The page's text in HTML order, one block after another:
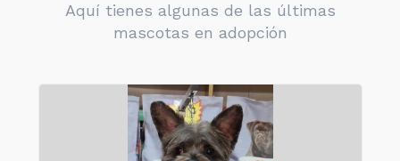
Aquí tienes algunas de las últimas
mascotas en adopción